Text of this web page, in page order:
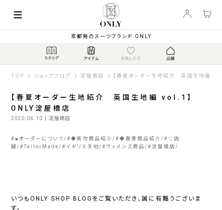
京都発のスーツブランド ONLY
TOP ショップブログ 淀屋橋店 【春夏オーダー生地紹介 英国生地編
【春夏オーダー生地紹介 英国生地編 vol.1】
ONLY淀屋橋店
2020.06.10 | 淀屋橋店
# ■オーダーについて #◆新作商品紹介 #◆春夏商品紹介 #◇店
舗 #TailorMade # イギリス生地 # ウィメンズ商品 #淀屋橋店
いつもONLY SHOP BLOGをご覧いただき、誠に有難うございま
す。